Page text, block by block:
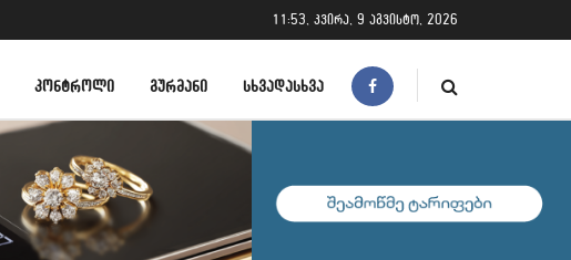
11:53, კვირა, 9 აგვისტო, 2026
ᲙᲝᲜᲢᲠᲝᲚᲘ ᲒᲣᲠᲛᲐᲜᲘ ᲡᲮᲕᲐᲓᲐᲡᲮᲕᲐ